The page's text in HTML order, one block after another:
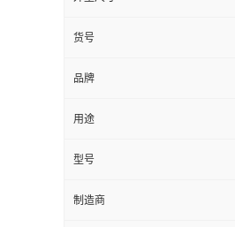
货号
品牌
用途
型号
制造商